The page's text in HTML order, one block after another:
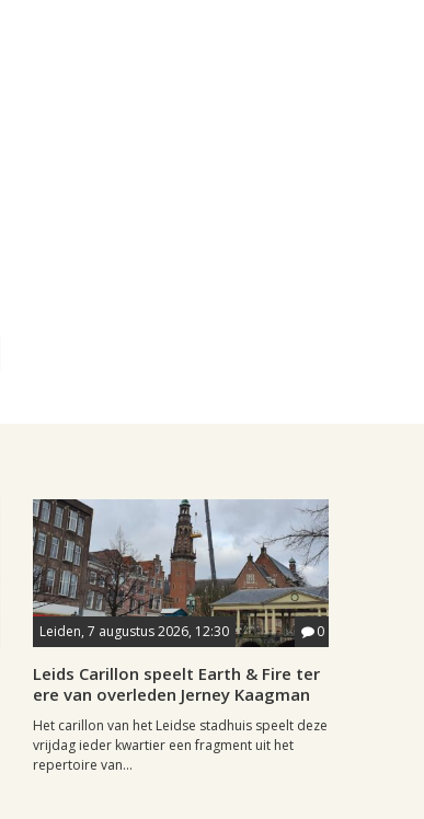
Leiden, 7 augustus 2026, 12:30 0
Leids Carillon speelt Earth & Fire ter
ere van overleden Jerney Kaagman
Het carillon van het Leidse stadhuis speelt deze
vrijdag ieder kwartier een fragment uit het
repertoire van...